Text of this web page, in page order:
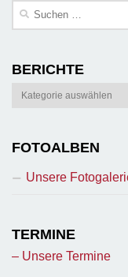
Suchen
BERICHTE
Berichte
FOTOALBEN
Unsere
TERMINE
– Unsere Termine